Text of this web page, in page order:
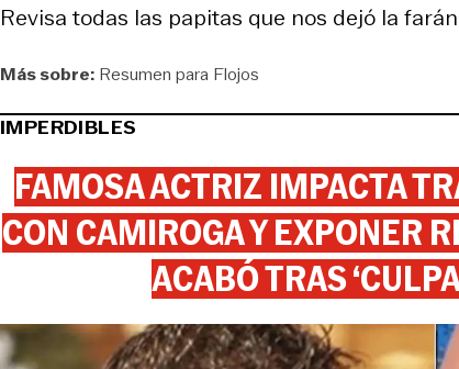
Revisa todas las papitas que nos dejó la
Más sobre: Resumen para Flojos
IMPERDIBLES
FAMOSA ACTRIZ IMPACTA
CON CAMIROGA Y EXPONER
ACABÓ TRAS